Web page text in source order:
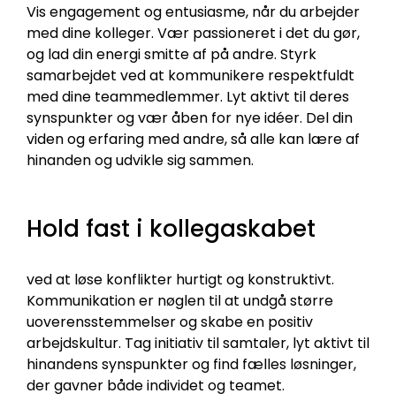
Vis engagement og entusiasme, når du arbejder
med dine kolleger. Vær passioneret i det du gør,
og lad din energi smitte af på andre. Styrk
samarbejdet ved at kommunikere respektfuldt
med dine teammedlemmer. Lyt aktivt til deres
synspunkter og vær åben for nye idéer. Del din
viden og erfaring med andre, så alle kan lære af
hinanden og udvikle sig sammen.
Hold fast i kollegaskabet
ved at løse konflikter hurtigt og konstruktivt.
Kommunikation er nøglen til at undgå større
uoverensstemmelser og skabe en positiv
arbejdskultur. Tag initiativ til samtaler, lyt aktivt til
hinandens synspunkter og find fælles løsninger,
der gavner både individet og teamet.